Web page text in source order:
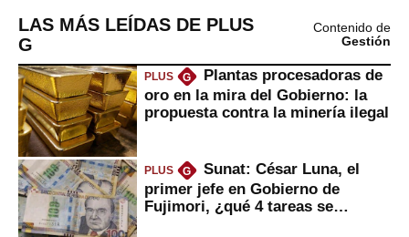
LAS MÁS LEÍDAS DE PLUS
G
Contenido de
Gestión
PLUS G
Plantas procesadoras de
oro en la mira del Gobierno: la
propuesta contra la minería ilegal
PLUS G
Sunat: César Luna, el
primer jefe en Gobierno de
Fujimori, ¿qué 4 tareas se